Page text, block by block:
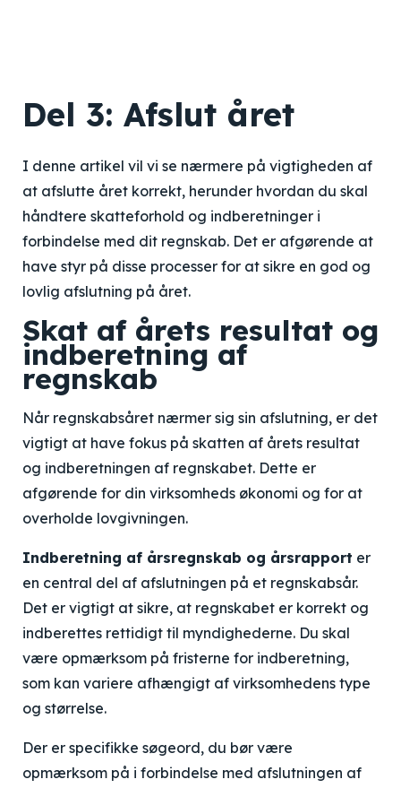
Del 3: Afslut året
I denne artikel vil vi se nærmere på vigtigheden af
at afslutte året korrekt, herunder hvordan du skal
håndtere skatteforhold og indberetninger i
forbindelse med dit regnskab. Det er afgørende at
have styr på disse processer for at sikre en god og
lovlig afslutning på året.
Skat af årets resultat og
indberetning af
regnskab
Når regnskabsåret nærmer sig sin afslutning, er det
vigtigt at have fokus på skatten af årets resultat
og indberetningen af regnskabet. Dette er
afgørende for din virksomheds økonomi og for at
overholde lovgivningen.
Indberetning af årsregnskab og årsrapport er
en central del af afslutningen på et regnskabsår.
Det er vigtigt at sikre, at regnskabet er korrekt og
indberettes rettidigt til myndighederne. Du skal
være opmærksom på fristerne for indberetning,
som kan variere afhængigt af virksomhedens type
og størrelse.
Der er specifikke søgeord, du bør være
opmærksom på i forbindelse med afslutningen af